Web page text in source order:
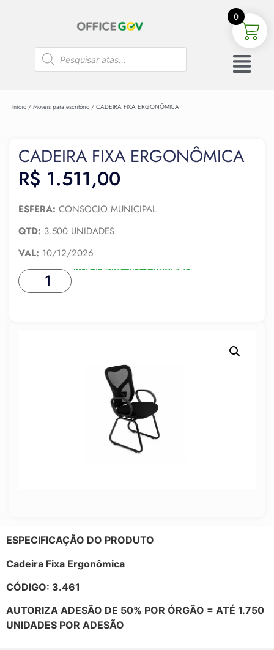
Início / Moveis para escritório / CADEIRA FIXA ERGONÔMICA
CADEIRA FIXA ERGONÔMICA
R$ 1.511,00
ESFERA: CONSOCIO MUNICIPAL
QTD: 3.500 UNIDADES
VAL: 10/12/2026
ADICIONAR AO CARRINHO
ESPECIFICAÇÃO DO PRODUTO
Cadeira Fixa Ergonômica
CÓDIGO: 3.461
AUTORIZA ADESÃO DE 50% POR ÓRGÃO = ATÉ 1.750
UNIDADES POR ADESÃO
0